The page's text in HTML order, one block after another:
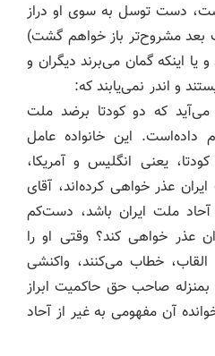
دست توسل به سوی او دراز
بعد مشروح‌تر باز خواهم گشت)
یا اینکه گمان می‌برند دیگران و
و اندر نمی‌یابند که:
می‌آید که دو کودتا برضد ملت
داده‌است. این خانواده عامل
یعنی انگلیس و آمریکا،
عذر خواهی کرده‌اند، آقای
ملت ایران باشد، دست‌کم
عذر خواهی کند؟ وقتی او را
خطاب می‌کنند، واکنشی
بمنزله صاحب حق حاکمیت ابراز
آن مفهومی به غیر از آحاد